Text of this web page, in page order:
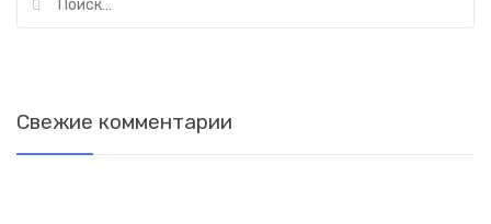
Свежие комментарии